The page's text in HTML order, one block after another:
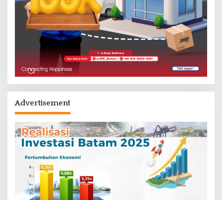
Advertisement